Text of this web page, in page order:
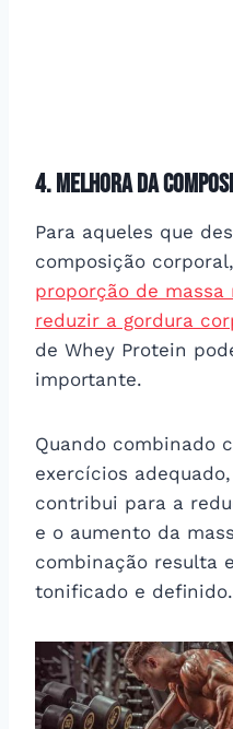
4. Melhora da
Para aqueles que
composição
proporção de massa
reduzir a gordura
de Whey Protein
importante.
Quando combinado
exercícios
contribui para a
e o aumento da
combinação resulta
tonificado e definido.